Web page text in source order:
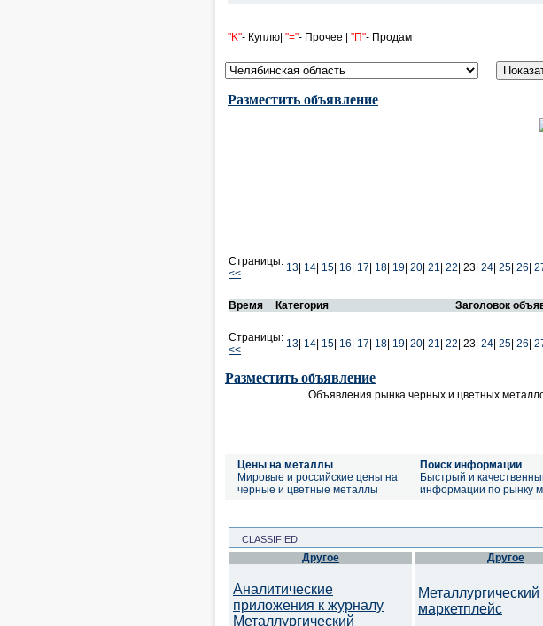
"K"- Куплю| "="- Прочее | "П"- Продам
Разместить объявление
Страницы:
<<
13 14 15 16 17 18 19 20 21 22 23| 24 25 26
Время Категория Заголовок
Страницы:
<<
13 14 15 16 17 18 19 20 21 22 23| 24 25 26
Разместить объявление
Объявления рынка черных и цветных
Цены на металлы
Мировые и российские цены на
черные и цветные металлы
Поиск информации
Быстрый и
информации по рынку
CLASSIFIED
Другое
Аналитические
приложения к журналу
Металлургический
Другое
Металлургический
маркетплейс